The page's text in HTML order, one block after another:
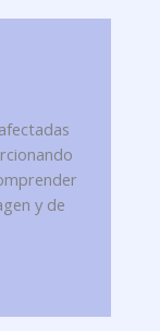
y de